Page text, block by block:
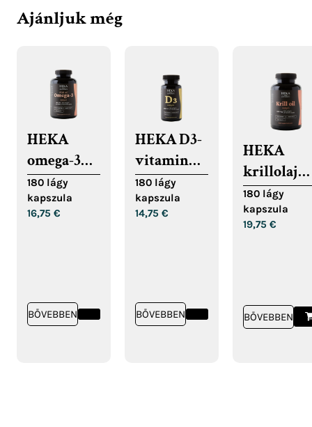
Ajánljuk még
HEKA
omega-3
halolajból
180 lágy
kapszula
16,75 €
BŐVEBBEN
HEKA D3-
vitamin
softgel
kapszulák
180 lágy
kapszula
14,75 €
BŐVEBBEN
HEKA
krillolaj
180 lágy
kapszula
19,75 €
BŐVEBBEN